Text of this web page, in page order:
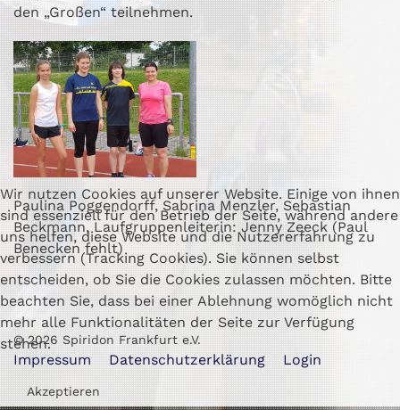
den „Großen“ teilnehmen.
Paulina Poggendorff, Sabrina Menzler, Sebastian
Beckmann, Laufgruppenleiterin: Jenny Zeeck (Paul
Benecken fehlt)
©2026 Spiridon Frankfurt e.V.
Impressum Datenschutzerklärung Login
Wir nutzen Cookies auf unserer Website. Einige von ihnen
sind essenziell für den Betrieb der Seite, während andere
uns helfen, diese Website und die Nutzererfahrung zu
verbessern (Tracking Cookies). Sie können selbst
entscheiden, ob Sie die Cookies zulassen möchten. Bitte
beachten Sie, dass bei einer Ablehnung womöglich nicht
mehr alle Funktionalitäten der Seite zur Verfügung
stehen.
Akzeptieren